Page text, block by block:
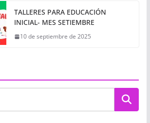
TALLERES PARA EDUCACIÓN
INICIAL- MES SETIEMBRE
10 de septiembre de 2025